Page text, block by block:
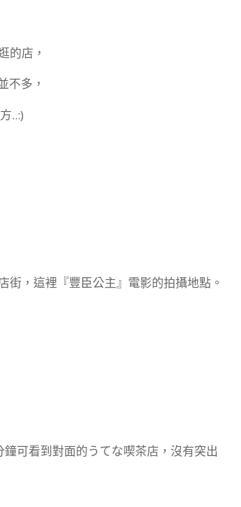
的店，
不多，
..:)
，這裡『豐臣公主』電影的拍攝地點。
可看到對面的うてな喫茶店，沒有突出